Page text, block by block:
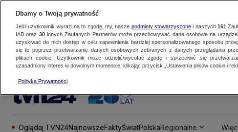
Oglądaj TVN24NajnowszeFaktyŚwiatPolskaRegionalne
Dbamy o Twoją prywatność
Jeśli użytkownik wyrazi na to zgodę, my, nasze podmioty stowarzyszonei naszych 161
IAB oraz 30innych Zaufanych Partnerów może przechowywać dane osobowe na
uzyskiwać do nich dostęp w celu zapewnienia bardziej spersonalizowanego sposobu
się to poprzez przetwarzanie danych osobowych zebranych z danych przeglądania
plikach cookie. Użytkownik może udzielić/wycofać zgodę i sprzeciwić się
uzasadniony interes w dowolnym momencie, klikając przycisk „Ustawienia plików cookie i
Polityka Prywatności